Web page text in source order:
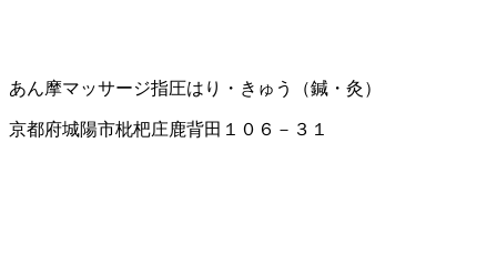
あん摩マッサージ指圧はり・きゅう（鍼・灸）
京都府城陽市枇杷庄鹿背田１０６－３１